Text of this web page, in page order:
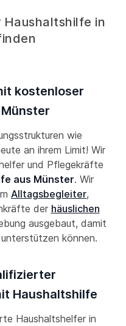
in
kostenloser
wie
an ihrem Limit! Wir
und Pflegekräfte
aus Münster. Wir
Alltagsbegleiter,
der häuslichen
ausgebaut, damit
können.
Haushaltshilfe
Haushaltshelfer in